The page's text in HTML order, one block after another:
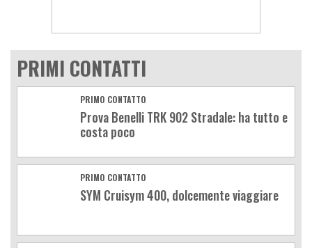
PRIMI CONTATTI
PRIMO CONTATTO
Prova Benelli TRK 902 Stradale: ha tutto e
costa poco
PRIMO CONTATTO
SYM Cruisym 400, dolcemente viaggiare